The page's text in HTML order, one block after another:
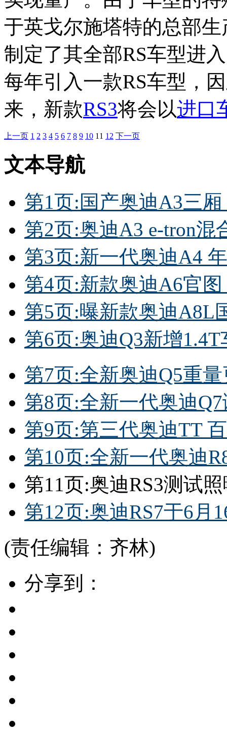
于英戈尔施塔特的总部
制定了其全部RS车型进
每年引入一款RS车型，
来，新款RS3将会以进口
上一页 1 2 3 4 5 6 7 8 9 10 11 12 下一页
文本导航
第1页:国产奥迪A3三
第2页:奥迪A3 e-tron混
第3页:新一代奥迪A4
第4页:新款奥迪A6官
第5页:曝新款奥迪
第6页:奥迪Q3新增
第7页:全新奥迪Q5重
第8页:全新一代奥迪
第9页:第三代奥迪TT
第10页:全新一代奥迪
第11页:奥迪RS3测试
第12页:奥迪RS7于6月
(责任编辑：齐林)
分享到：